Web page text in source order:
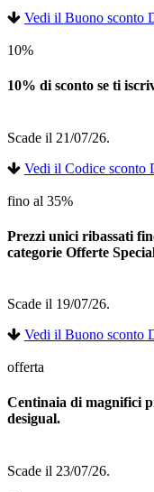
Vedi il Buono sconto
10%
10% di sconto se ti
Scade il 21/07/26.
Vedi il Codice sconto
fino al 35%
Prezzi unici ribassati
categorie Offerte
Scade il 19/07/26.
Vedi il Buono sconto
offerta
Centinaia di magnifici
desigual.
Scade il 23/07/26.